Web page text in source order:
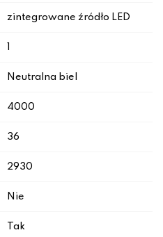
zintegrowane źródło LED
Neutralna biel
4000
36
2930
Nie
Tak